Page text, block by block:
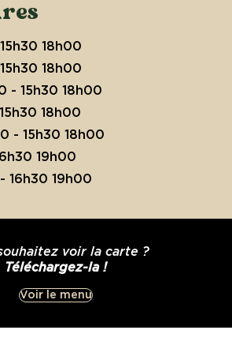
18h00
18h00
- 15h30 18h00
18h00
- 15h30 18h00
19h00
16h30 19h00
voir la carte ?
Téléchargez-la !
Voir le menu